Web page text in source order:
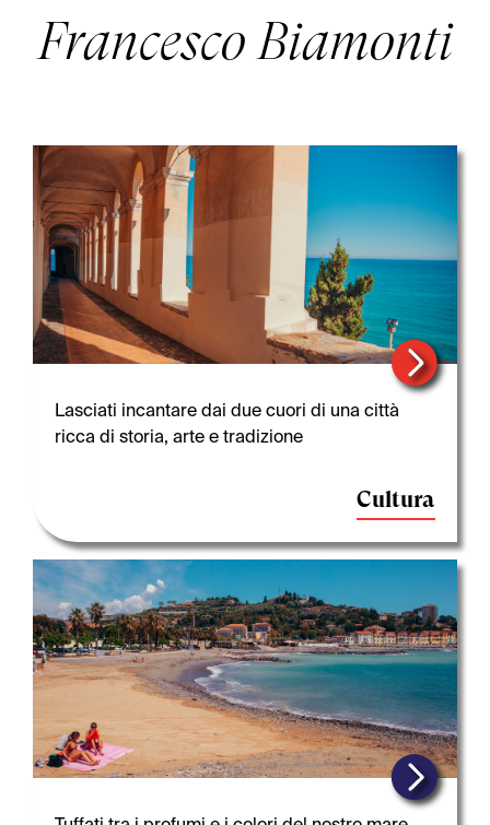
Francesco Biamonti
Lasciati incantare dai due cuori di una città
ricca di storia, arte e tradizione
Cultura